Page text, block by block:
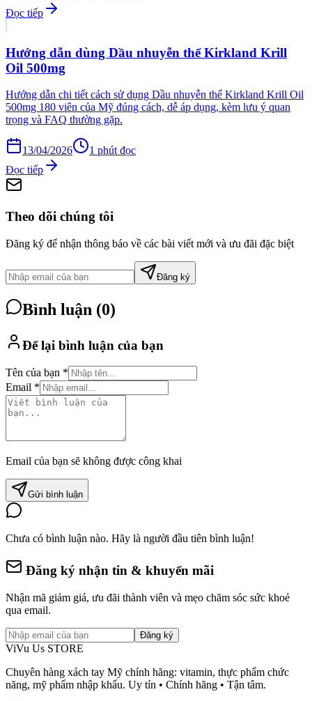
Đọc tiếp
Hướng dẫn dùng Dầu nhuyễn thể Kirkland Krill
Oil 500mg
Hướng dẫn chi tiết cách sử dụng Dầu nhuyễn thể Kirkland Krill Oil
500mg 180 viên của Mỹ đúng cách, dễ áp dụng, kèm lưu ý quan
trọng và FAQ thường gặp.
13/04/2026 1 phút đọc
Đọc tiếp
Theo dõi chúng tôi
Đăng ký để nhận thông báo về các bài viết mới và ưu đãi đặc biệt
Đăng ký
Bình luận (0)
Để lại bình luận của bạn
Tên của bạn *
Email *
Email của bạn sẽ không được công khai
Gửi bình luận
Chưa có bình luận nào. Hãy là người đầu tiên bình luận!
Đăng ký nhận tin & khuyến mãi
Nhận mã giảm giá, ưu đãi thành viên và mẹo chăm sóc sức khoẻ
qua email.
Đăng ký
ViVu Us STORE
Chuyên hàng xách tay Mỹ chính hãng: vitamin, thực phẩm chức
năng, mỹ phẩm nhập khẩu. Uy tín • Chính hãng • Tận tâm.